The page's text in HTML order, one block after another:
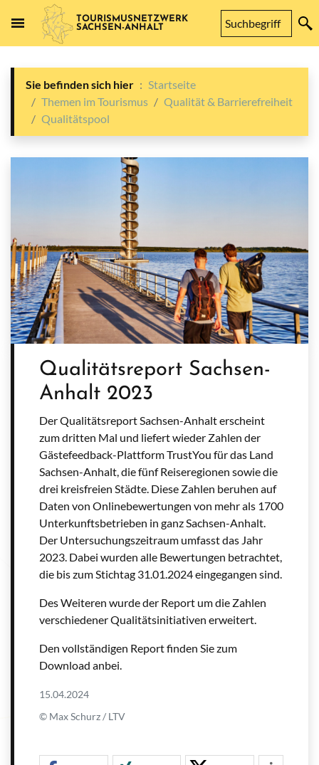
TOURISMUSNETZWERK
SACHSEN-ANHALT
Sie befinden sich hier
Startseite
Themen im Tourismus
Qualität & Barrierefreiheit
Qualitätspool
Qualitätsreport Sachsen-
Anhalt 2023
Der Qualitätsreport Sachsen-Anhalt erscheint
zum dritten Mal und liefert wieder Zahlen der
Gästefeedback-Plattform TrustYou für das Land
Sachsen-Anhalt, die fünf Reiseregionen sowie die
drei kreisfreien Städte. Diese Zahlen beruhen auf
Daten von Onlinebewertungen von mehr als 1700
Unterkunftsbetrieben in ganz Sachsen-Anhalt.
Der Untersuchungszeitraum umfasst das Jahr
2023. Dabei wurden alle Bewertungen betrachtet,
die bis zum Stichtag 31.01.2024 eingegangen sind.
Des Weiteren wurde der Report um die Zahlen
verschiedener Qualitätsinitiativen erweitert.
Den vollständigen Report finden Sie zum
Download anbei.
15.04.2024
© Max Schurz / LTV